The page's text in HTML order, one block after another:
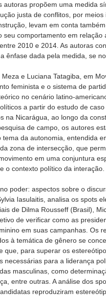
autoras propõem uma medida
justa de conflitos, por
levam em conta
seu comportamento em
2010 e 2014. As autoras
ênfase dada pela medida, se
Meza e Luciana Tatagiba, em
feminista e o sistema de
no cenário latino-
a partir do estudo de
na Nicarágua, ao longo da
de campo, os autores
tema da autonomia, entendida
zona de intersecção, que
em uma conjuntura
o contexto político da interação.
poder: aspectos sobre o
Iasulaitis, analisa os spots
de Dilma Rousseff (Brasil),
de verificar como as
em suas campanhas. Os
à temática de gênero se
que, para superar os
necessárias para a liderança
masculinas, como
entre outras. A análise dos
reproduziram